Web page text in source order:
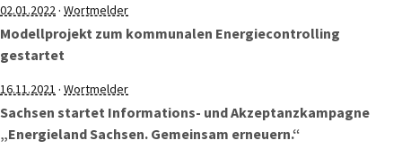
02.01.2022· Wortmelder
Modellprojekt zum kommunalen Energiecontrolling
gestartet
16.11.2021 · Wortmelder
Sachsen startet Informations- und Akzeptanzkampagne
„Energieland Sachsen. Gemeinsam erneuern.“